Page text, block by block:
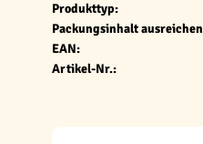
Produkttyp:
Packungsinhalt
EAN:
Artikel-Nr.: